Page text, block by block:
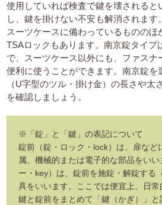
使用していれば検査で鍵を壊されると
し、鍵を掛けない不安も解消されます。
スーツケースに備わっているもののほ
TSAロックもあります。南京錠タイプ
で、スーツケース以外にも、ファスナ
便利に使うことができます。南京錠を
（U字型のツル・掛け金）の長さや太
を確認しましょう。
※「錠」と「鍵」の表記について
錠前（錠・ロック・lock）は、扉など
属、機械的または電子的な部品をい
ー・key）は、錠前を施錠・解錠する
具をいいます。ここでは便宜上、日常
鍵と錠前をまとめて「鍵（かぎ）」